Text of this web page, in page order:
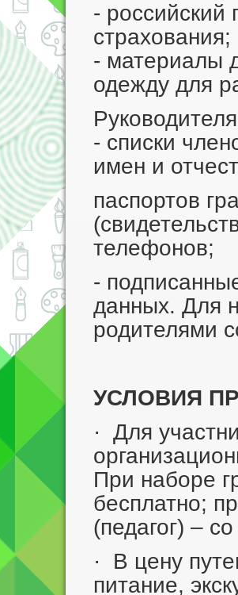
- российский
страхования;
- материалы
одежду для
- списки
имен и
паспортов
телефонов;
-
данных. Для
родителями
УСЛОВИЯ
· Для
При наборе
бесплатно;
(педагог) –
· В цену
питание,